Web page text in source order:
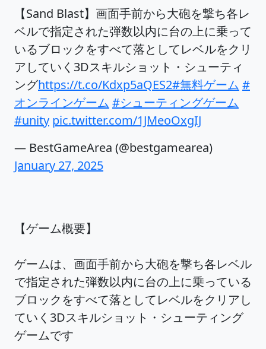
【Sand Blast】画面手前から大砲を撃ち各レ
ベルで指定された弾数以内に台の上に乗って
いるブロックをすべて落としてレベルをクリ
アしていく3Dスキルショット・シューティ
ングhttps://t.co/Kdxp5aQES2#無料ゲーム #
オンラインゲーム #シューティングゲーム
#unity pic.twitter.com/1JMeoOxgIJ
— BestGameArea (@bestgamearea)
January 27, 2025
【ゲーム概要】
ゲームは、画面手前から大砲を撃ち各レベル
で指定された弾数以内に台の上に乗っている
ブロックをすべて落としてレベルをクリアし
ていく3Dスキルショット・シューティング
ゲームです